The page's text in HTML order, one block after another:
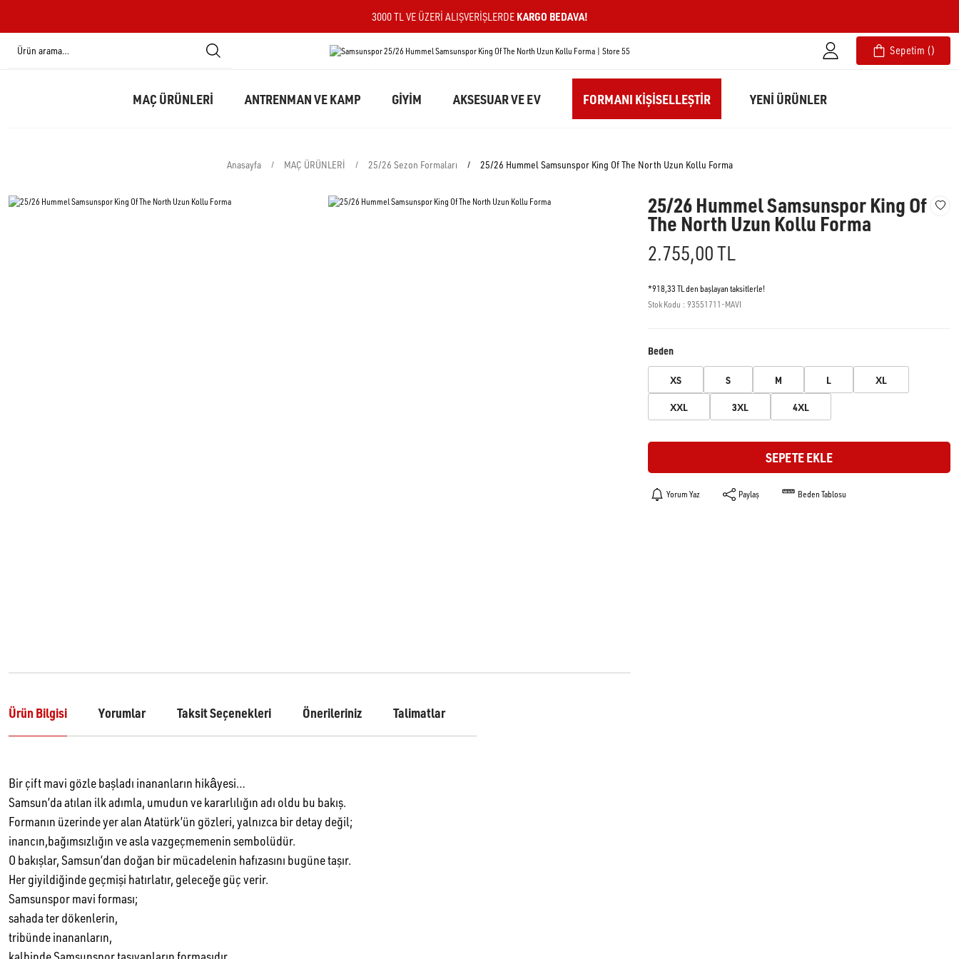
3000 TL VE ÜZERI ALIŞVERIŞLERDE KARGO BEDAVA!
Sepetim
MAÇ ÜRÜNLERİ ANTRENMAN VE KAMP GİYİM AKSESUAR VE EV FORMANI KIŞISELLEŞTIR YENİ ÜRÜNLER
Anasayfa MAÇ ÜRÜNLERİ 25/26 Sezon Formaları 25/26 Hummel Samsunspor King Of The North Uzun Kollu Forma
25/26 Hummel Samsunspor King Of
The North Uzun Kollu Forma
2.755,00 TL
*918,33 TL den başlayan taksitlerle!
Stok Kodu
93551711-MAVI
Beden
XS S M L XL
XXL 3XL 4XL
SEPETE EKLE
Yorum Yaz Paylaş Beden Tablosu
Ürün Bilgisi Yorumlar Taksit Seçenekleri Önerileriniz Talimatlar
Bir çift mavi gözle başladı inananların hikâyesi…
Samsun’da atılan ilk adımla, umudun ve kararlılığın adı oldu bu bakış.
Formanın üzerinde yer alan Atatürk’ün gözleri, yalnızca bir detay değil;
inancın,bağımsızlığın ve asla vazgeçmemenin sembolüdür.
O bakışlar, Samsun’dan doğan bir mücadelenin hafızasını bugüne taşır.
Her giyildiğinde geçmişi hatırlatır, geleceğe güç verir.
Samsunspor mavi forması;
sahada ter dökenlerin,
tribünde inananların,